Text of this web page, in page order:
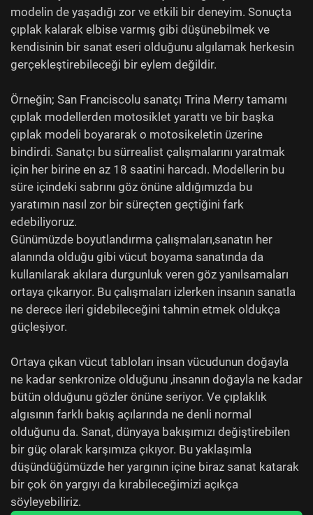
modelin de yaşadığı zor ve etkili bir deneyim. Sonuçta
çıplak kalarak elbise varmış gibi düşünebilmek ve
kendisinin bir sanat eseri olduğunu algılamak herkesin
gerçekleştirebileceği bir eylem değildir.
Örneğin; San Franciscolu sanatçı Trina Merry tamamı
çıplak modellerden motosiklet yarattı ve bir başka
çıplak modeli boyararak o motosikeletin üzerine
bindirdi. Sanatçı bu sürrealist çalışmalarını yaratmak
için her birine en az 18 saatini harcadı. Modellerin bu
süre içindeki sabrını göz önüne aldığımızda bu
yaratımın nasıl zor bir süreçten geçtiğini fark
edebiliyoruz.
Günümüzde boyutlandırma çalışmaları,sanatın her
alanında olduğu gibi vücut boyama sanatında da
kullanılarak akılara durgunluk veren göz yanılsamaları
ortaya çıkarıyor. Bu çalışmaları izlerken insanın sanatla
ne derece ileri gidebileceğini tahmin etmek oldukça
güçleşiyor.
Ortaya çıkan vücut tabloları insan vücudunun doğayla
ne kadar senkronize olduğunu ,insanın doğayla ne kadar
bütün olduğunu gözler önüne seriyor. Ve çıplaklık
algısının farklı bakış açılarında ne denli normal
olduğunu da. Sanat, dünyaya bakışımızı değiştirebilen
bir güç olarak karşımıza çıkıyor. Bu yaklaşımla
düşündüğümüzde her yargının içine biraz sanat katarak
bir çok ön yargıyı da kırabileceğimizi açıkça
söyleyebiliriz.